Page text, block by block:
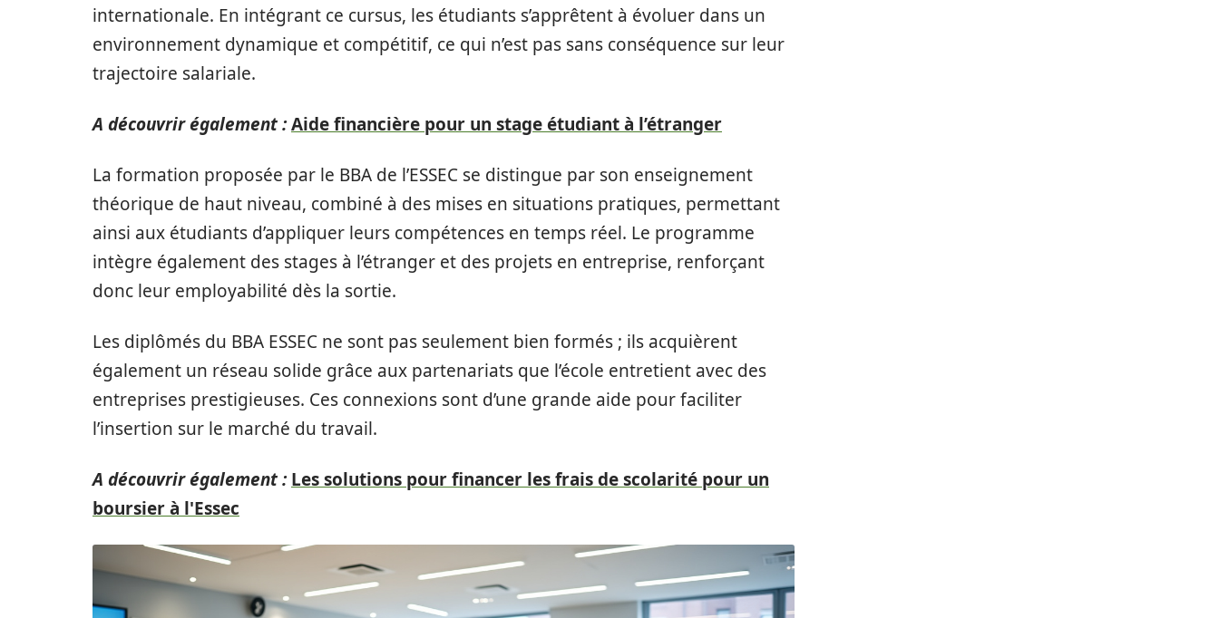
internationale. En intégrant ce cursus, les étudiants s’apprêtent à évoluer dans un
environnement dynamique et compétitif, ce qui n’est pas sans conséquence sur leur
trajectoire salariale.
A découvrir également :Aide financière pour un stage étudiant à l’étranger
La formation proposée par le BBA de l’ESSEC se distingue par son enseignement
théorique de haut niveau, combiné à des mises en situations pratiques, permettant
ainsi aux étudiants d’appliquer leurs compétences en temps réel. Le programme
intègre également des stages à l’étranger et des projets en entreprise, renforçant
donc leur employabilité dès la sortie.
Les diplômés du BBA ESSEC ne sont pas seulement bien formés ; ils acquièrent
également un réseau solide grâce aux partenariats que l’école entretient avec des
entreprises prestigieuses. Ces connexions sont d’une grande aide pour faciliter
l’insertion sur le marché du travail.
A découvrir également : Les solutions pour financer les frais de scolarité pour un
boursier à l'Essec